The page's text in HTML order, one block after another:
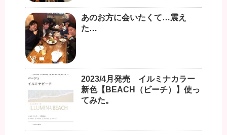
あのお方に会いたくて…震え
た…
2023/4月発売 イルミナカラー
新色【BEACH（ビーチ）】使っ
てみた。